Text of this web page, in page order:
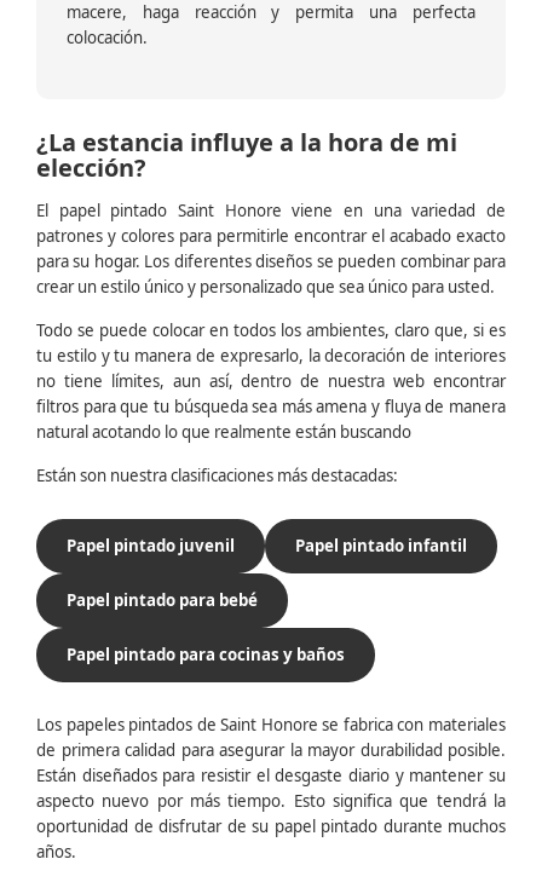
macere, haga reacción y permita una perfecta
colocación.
¿La estancia influye a la hora de mi
elección?
El papel pintado Saint Honore viene en una variedad de
patrones y colores para permitirle encontrar el acabado exacto
para su hogar. Los diferentes diseños se pueden combinar para
crear un estilo único y personalizado que sea único para usted.
Todo se puede colocar en todos los ambientes, claro que, si es
tu estilo y tu manera de expresarlo, la decoración de interiores
no tiene límites, aun así, dentro de nuestra web encontrar
filtros para que tu búsqueda sea más amena y fluya de manera
natural acotando lo que realmente están buscando
Están son nuestra clasificaciones más destacadas:
Papel pintado juvenil Papel pintado infantil
Papel pintado para bebé
Papel pintado para cocinas y baños
Los papeles pintados de Saint Honore se fabrica con materiales
de primera calidad para asegurar la mayor durabilidad posible.
Están diseñados para resistir el desgaste diario y mantener su
aspecto nuevo por más tiempo. Esto significa que tendrá la
oportunidad de disfrutar de su papel pintado durante muchos
años.